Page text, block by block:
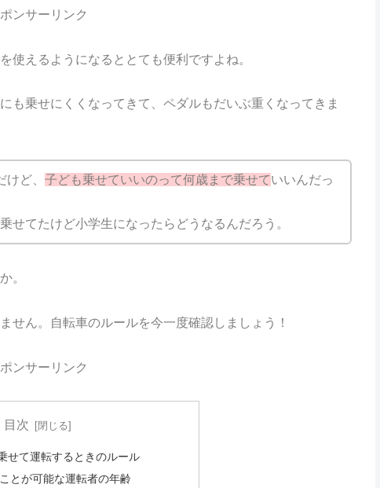
ンサーリンク
使えるようになるととても便利ですよね。
も乗せにくくなってきて、ペダルもだいぶ重くなってきま
ど、 子ども乗せていいのって何歳まで乗せていいんだっ
せてたけど小学生になったらどうなるんだろう。
。
せん。自転車のルールを今一度確認しましょう！
ンサーリンク
目次
せて運転するときのルール
とが可能な運転者の年齢